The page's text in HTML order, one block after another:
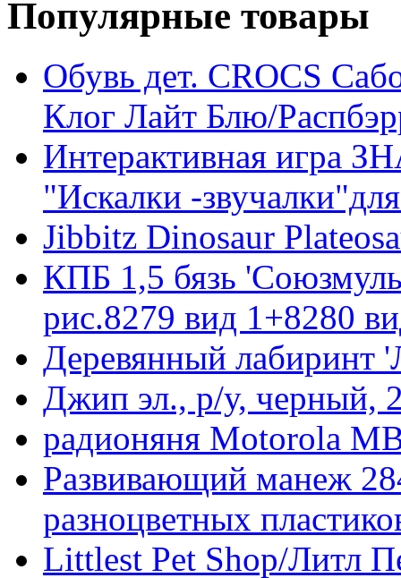
Популярные товары
Обувь дет. CROCS
Клог Лайт Блю/
Интерактивная игра
"Искалки -
Jibbitz Dinosaur
КПБ 1,5 бязь
рис.8279 вид 1+8280
Деревянный лабиринт
Джип эл., р/у, черный,
радионяня Motorola
Развивающий манеж
разноцветных
Littlest Pet Shop/Литл